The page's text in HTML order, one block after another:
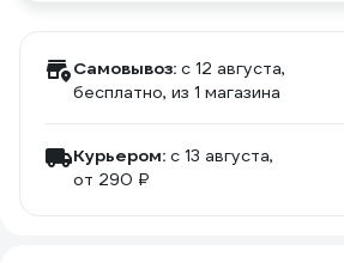
Самовывоз: c 12 августа,
бесплатно, из 1 магазина
Курьером: c 13 августа,
от 290 ₽